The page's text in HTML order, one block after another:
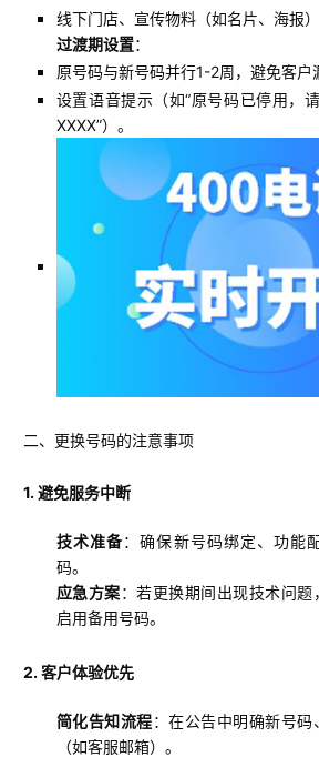
线下门店、宣传物料（如名片、海报）
过渡期设置：
原号码与新号码并行1-2周，避免客户
设置语音提示（如“原号码已停用，
XXXX”）。
二、更换号码的注意事项
1. 避免服务中断
技术准备：确保新号码绑定、功能
码。
应急方案：若更换期间出现技术问
启用备用号码。
2. 客户体验优先
简化告知流程：在公告中明确新号
（如客服邮箱）。